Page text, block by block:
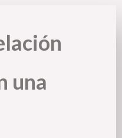
una